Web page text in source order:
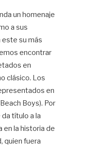
un homenaje
a sus
su más
encontrar
en
clásico. Los
en
Boys). Por
título a la
en la historia de
quien fuera